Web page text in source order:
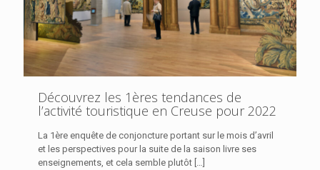
Découvrez les 1ères tendances de
l’activité touristique en Creuse pour 2022
La 1ère enquête de conjoncture portant sur le mois d’avril
et les perspectives pour la suite de la saison livre ses
enseignements, et cela semble plutôt […]